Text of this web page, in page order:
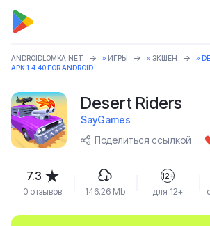
ANDROIDLOMKA.NET » ИГРЫ » ЭКШЕН
»
APK 1.4.40 FOR ANDROID
Desert Riders
SayGames
Поделиться ссылкой
7.3
0 отзывов 146.26 Mb
12+
для 12+